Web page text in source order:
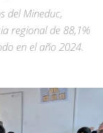
del Mineduc,
regional de 88,1%
en el año 2024.